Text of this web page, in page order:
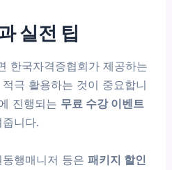
실전 팁
한국자격증협회가 제공하는
극 활용하는 것이 중요합니
진행되는 무료 수강 이벤트
니다.
동행매니저 등은패키지 할인